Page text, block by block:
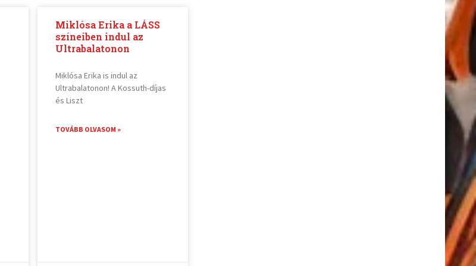
Miklósa Erika a LÁSS
színeiben indul az
Ultrabalatonon
Miklósa Erika is indul az
Ultrabalatonon! A Kossuth-díjas
és Liszt
TOVÁBB OLVASOM »